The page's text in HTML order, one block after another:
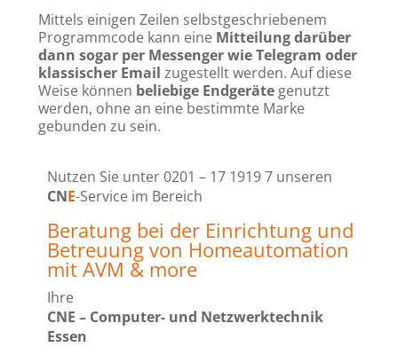
Mittels einigen Zeilen selbstgeschriebenem
Programmcode kann eine Mitteilung darüber
dann sogar per Messenger wie Telegram oder
klassischer Email zugestellt werden. Auf diese
Weise können beliebige Endgerätegenutzt
werden, ohne an eine bestimmte Marke
gebunden zu sein.
Nutzen Sie unter 0201 – 17 1919 7 unseren
CNE-Service im Bereich
Beratung bei der Einrichtung und
Betreuung von Homeautomation
mit AVM & more
Ihre
CNE – Computer- und Netzwerktechnik
Essen